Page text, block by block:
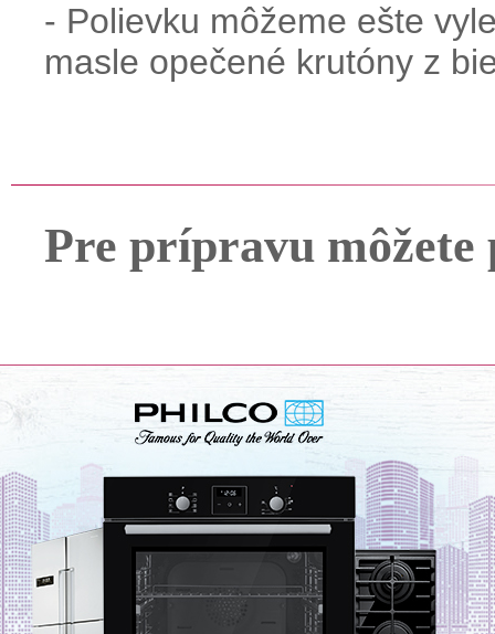
- Polievku môžeme ešte
masle opečené krutóny z
Pre prípravu